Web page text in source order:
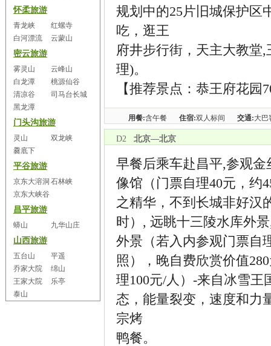
怀柔旅游
青龙峡
红螺寺
白河漂流
云蒙山
密云旅游
雾灵山
云峰山
白龙潭
桃源仙谷
清凉谷
司马台长城
黑龙潭
门头沟旅游
灵山
双龙峡
爨底下
平谷旅游
京东大溶洞 石林峡
京东大峡谷
昌平旅游
蟒山 九华山庄
山西旅游
五台山
平遥
乔家大院
绵山
王家大院
乐亭
泰山
规划中的25片旧城保护区
吃，逛王
府井步行街，天主大教堂
理)。
【推荐景点：恭王府花
用餐:含午餐 住宿:双人标间 交通:大巴
D2 北京—北京
早餐后乘车赴昌平,参观
像馆（门票自理40元，约
之精华，不到长城非好汉
时）, 远眺十三陵水库外
外景（若入内参观门票自
照），晚自费欣赏价值
理100元/人）-来自冰雪
态，能量裂变，速度和力
宗烤
鸭餐。